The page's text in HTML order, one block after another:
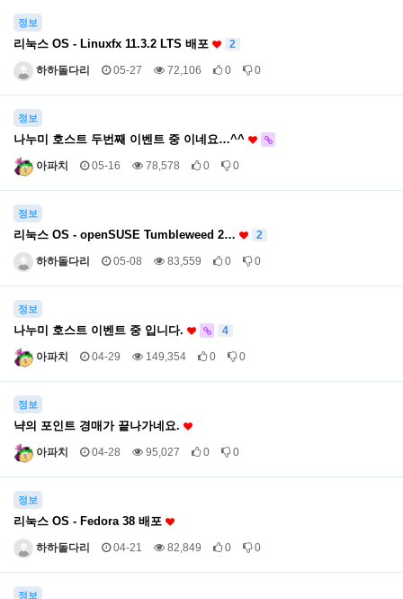
정보
리눅스 OS - Linuxfx 11.3.2 LTS 배포 2
하하돌다리 05-27 72,106 0 0
정보
나누미 호스트 두번째 이벤트 중 이네요…^^
아파치 05-16 78,578 0 0
정보
리눅스 OS - openSUSE Tumbleweed 2… 2
하하돌다리 05-08 83,559 0 0
정보
나누미 호스트 이벤트 중 입니다. 4
아파치 04-29 149,354 0 0
정보
냑의 포인트 경매가 끝나가네요.
아파치 04-28 95,027 0 0
정보
리눅스 OS - Fedora 38 배포
하하돌다리 04-21 82,849 0 0
정보